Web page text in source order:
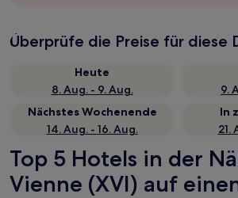
Überprüfe die Preise für diese
Heute
8. Aug. - 9. Aug.
9.
Nächstes Wochenende
14. Aug. - 16. Aug.
In
21.
Top 5 Hotels in der
Vienne (XVI) auf